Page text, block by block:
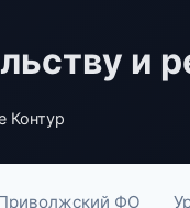
и
Контур
ФО